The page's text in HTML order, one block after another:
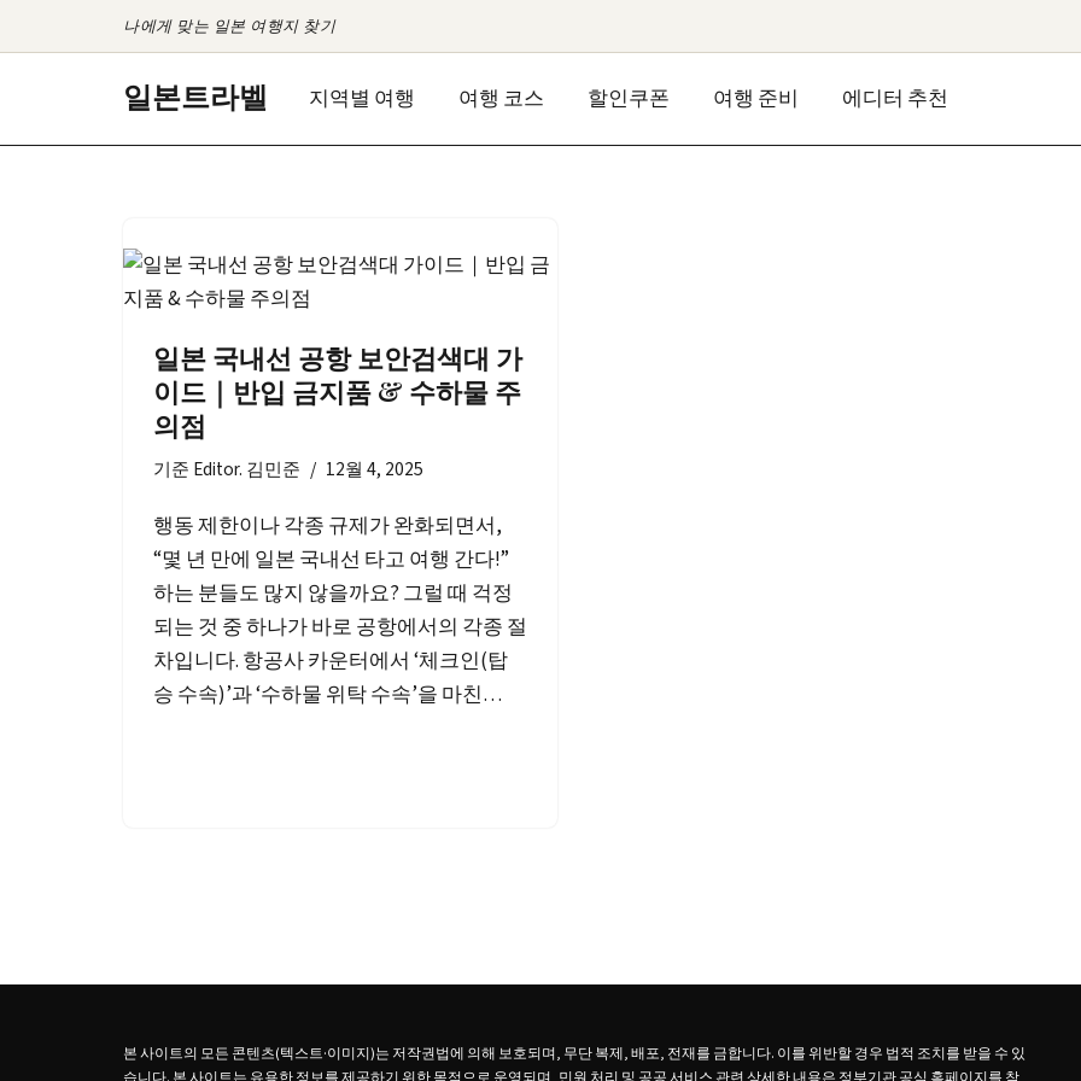
나에게 맞는 일본 여행지 찾기
일본트라벨 지역별 여행 여행 코스 할인쿠폰 여행 준비 에디터 추천
일본 국내선 공항 보안검색대 가
이드｜반입 금지품 & 수하물 주
의점
기준 Editor. 김민준 12월 4, 2025
행동 제한이나 각종 규제가 완화되면서,
“몇 년 만에 일본 국내선 타고 여행 간다!”
하는 분들도 많지 않을까요? 그럴 때 걱정
되는 것 중 하나가 바로 공항에서의 각종 절
차입니다. 항공사 카운터에서 ‘체크인(탑
승 수속)’과 ‘수하물 위탁 수속’을 마친…
본 사이트의 모든 콘텐츠(텍스트·이미지)는 저작권법에 의해 보호되며, 무단 복제, 배포, 전재를 금합니다. 이를 위반할 경우 법적 조치를 받을 수 있